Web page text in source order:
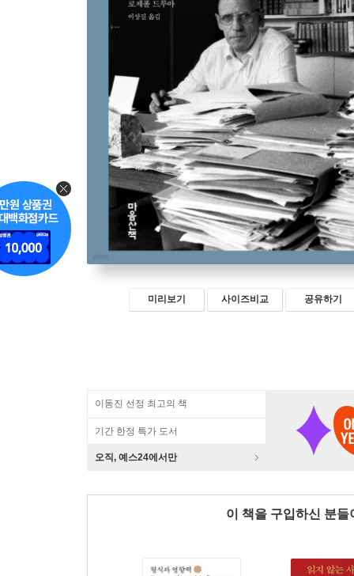
미리보기 사이즈비교 공유하기
이동진 선정 최고의 책
기간 한정 특가 도서
오직, 예스24에서만
이 책을 구입하신 분